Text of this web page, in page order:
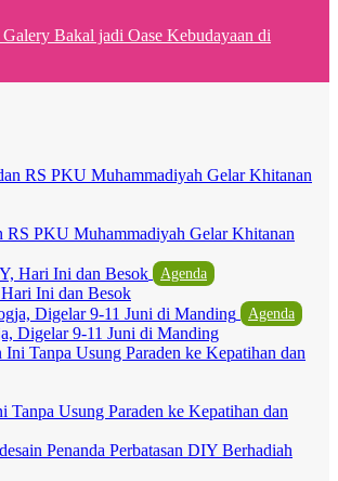
Bakal jadi Oase Kebudayaan di
RS PKU Muhammadiyah Gelar Khitanan
Agenda
Ini dan Besok
Agenda
Digelar 9-11 Juni di Manding
Tanpa Usung Paraden ke Kepatihan dan